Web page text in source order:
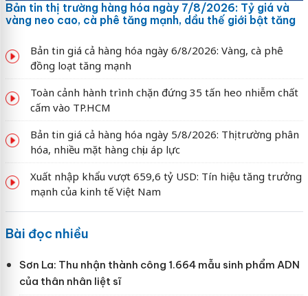
Bản tin thị trường hàng hóa ngày 7/8/2026: Tỷ giá và
vàng neo cao, cà phê tăng mạnh, dầu thế giới bật tăng
Bản tin giá cả hàng hóa ngày 6/8/2026: Vàng, cà phê
đồng loạt tăng mạnh
Toàn cảnh hành trình chặn đứng 35 tấn heo nhiễm chất
cấm vào TP.HCM
Bản tin giá cả hàng hóa ngày 5/8/2026: Thị trường phân
hóa, nhiều mặt hàng chịu áp lực
Xuất nhập khẩu vượt 659,6 tỷ USD: Tín hiệu tăng trưởng
mạnh của kinh tế Việt Nam
Bài đọc nhiều
Sơn La: Thu nhận thành công 1.664 mẫu sinh phẩm ADN
của thân nhân liệt sĩ